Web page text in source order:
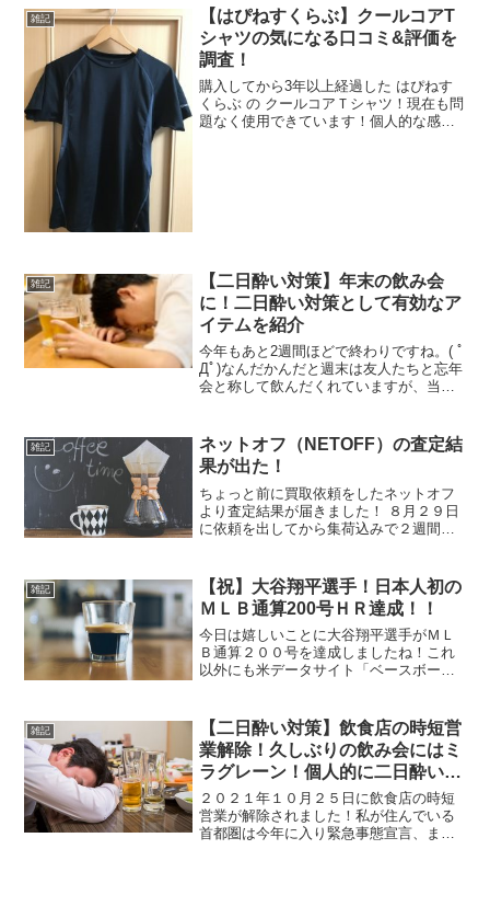
ることにまずはこれ、ゴキブリが侵入し
そうな場所に噴射しておけば奴...
雑記
【はぴねすくらぶ】クールコアT
シャツの気になる口コミ&評価を
調査！
購入してから3年以上経過した はぴねす
くらぶ の クールコアＴシャツ！現在も問
題なく使用できています！個人的な感想
雑記
【二日酔い対策】年末の飲み会
に！二日酔い対策として有効なア
イテムを紹介
今年もあと2週間ほどで終わりですね。( ﾟ
Дﾟ)なんだかんだと週末は友人たちと忘年
会と称して飲んだくれていますが、当ブ
には助けられています。(;^_^A楽しい飲
み会で終...
雑記
ネットオフ（NETOFF）の査定結
果が出た！
ちょっと前に買取依頼をしたネットオフ
より査定結果が届きました！ ８月２９日
に依頼を出してから集荷込みで２週間ぐ
のまま↓↓↓この度はお客様の大切な商品を
お送りいただきまし...
雑記
【祝】大谷翔平選手！日本人初の
ＭＬＢ通算200号ＨＲ達成！！
今日は嬉しいことに大谷翔平選手がＭＬ
Ｂ通算２００号を達成しましたね！これ
以外にも米データサイト「ベースボー
５００打点以上、１００盗塁以上を達成
した最初の選手』といった投...
雑記
【二日酔い対策】飲食店の時短営
業解除！久しぶりの飲み会にはミ
ラグレーン！個人的に二日酔いし
ない為の飲み方！
２０２１年１０月２５日に飲食店の時短
営業が解除されました！私が住んでいる
首都圏は今年に入り緊急事態宣言、まん